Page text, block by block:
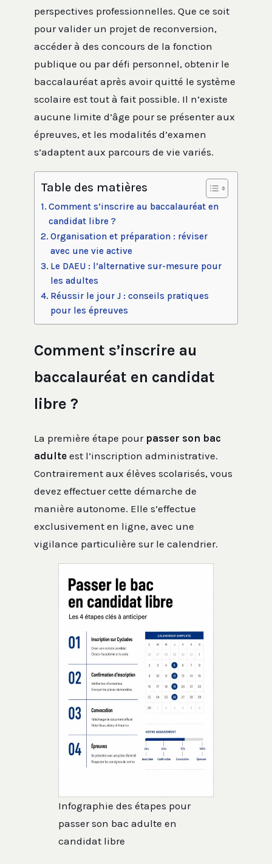
perspectives professionnelles. Que ce soit
pour valider un projet de reconversion,
accéder à des concours de la fonction
publique ou par défi personnel, obtenir le
baccalauréat après avoir quitté le système
scolaire est tout à fait possible. Il n’existe
aucune limite d’âge pour se présenter aux
épreuves, et les modalités d’examen
s’adaptent aux parcours de vie variés.
Table des matières
Comment s’inscrire au baccalauréat en
candidat libre ?
Organisation et préparation : réviser
avec une vie active
Le DAEU : l’alternative sur-mesure pour
les adultes
Réussir le jour J : conseils pratiques
pour les épreuves
Comment s’inscrire au
baccalauréat en candidat
libre ?
La première étape pour passer son bac
adulte est l’inscription administrative.
Contrairement aux élèves scolarisés, vous
devez effectuer cette démarche de
manière autonome. Elle s’effectue
exclusivement en ligne, avec une
vigilance particulière sur le calendrier.
Infographie des étapes pour
passer son bac adulte en
candidat libre